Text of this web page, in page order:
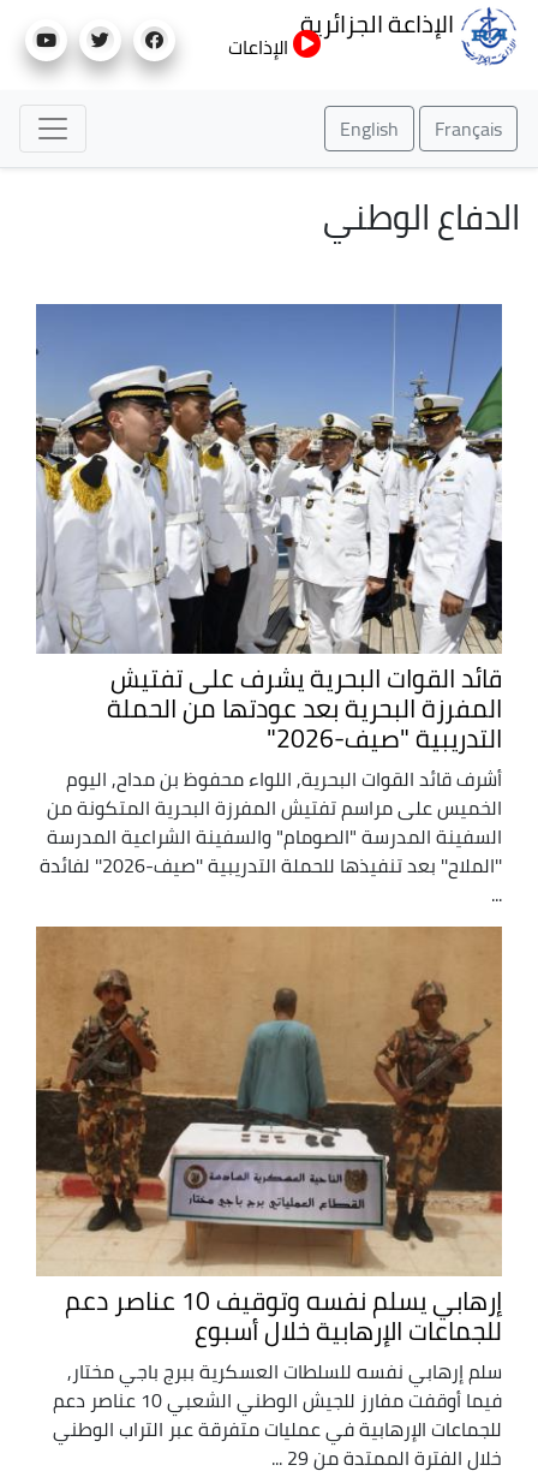
إلى
الإذاعة الجزائرية
الإذاعات
Français
English
الدفاع الوطني
قائد القوات البحرية يشرف على تفتيش
المفرزة البحرية بعد عودتها من الحملة
التدريبية "صيف-2026"
أشرف قائد القوات البحرية, اللواء محفوظ بن مداح, اليوم
الخميس على مراسم تفتيش المفرزة البحرية المتكونة من
السفينة المدرسة "الصومام" والسفينة الشراعية المدرسة
''الملاح'' بعد تنفيذها للحملة التدريبية ''صيف-2026'' لفائدة
إرهابي يسلم نفسه وتوقيف 10 عناصر دعم
للجماعات الإرهابية خلال أسبوع
سلم إرهابي نفسه للسلطات العسكرية ببرج باجي مختار,
فيما أوقفت مفارز للجيش الوطني الشعبي 10 عناصر دعم
للجماعات الإرهابية في عمليات متفرقة عبر التراب الوطني
خلال الفترة الممتدة من 29 ...